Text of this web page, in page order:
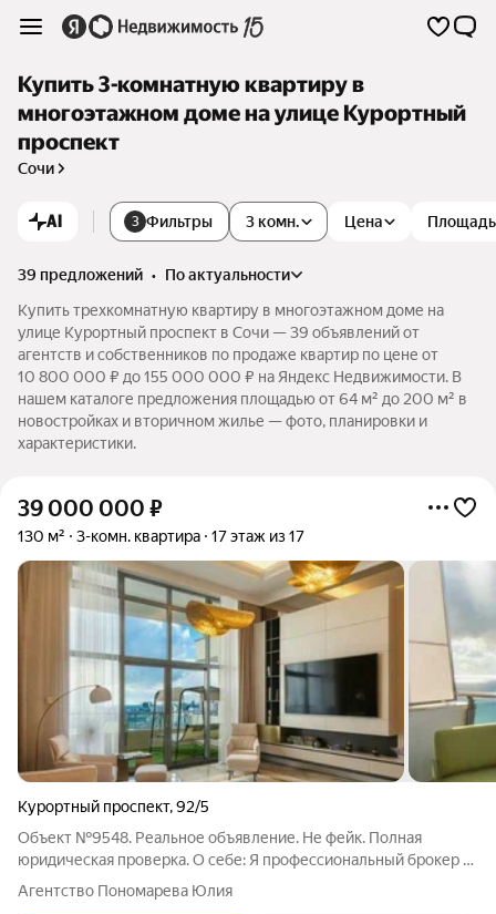
Купить 3-комнатную квартиру в
многоэтажном доме на улице Курортный
проспект
Сочи
AI 3 Фильтры 3 комн. Цена Площадь
39 предложений •
по актуальности
Купить трехкомнатную квартиру в многоэтажном доме на
улице Курортный проспект в Сочи — 39 объявлений от
агентств и собственников по продаже квартир по цене от
10 800 000 ₽ до 155 000 000 ₽ на Яндекс Недвижимости. В
нашем каталоге предложения площадью от 64 м² до 200 м² в
новостройках и вторичном жилье — фото, планировки и
характеристики.
39 000 000 ₽
130 м² 3-комн. квартира 17 этаж из 17
Курортный проспект,92/5
Объект №9548. Реальное объявление. Не фейк. Полная
юридическая проверка. О себе: Я профессиональный брокер с
опытом в сфере недвижимости более 10 лет. Буду Вашим
проводником в мир курортной недвижимости.Предлагаем
Агентство Пономарева Юлия